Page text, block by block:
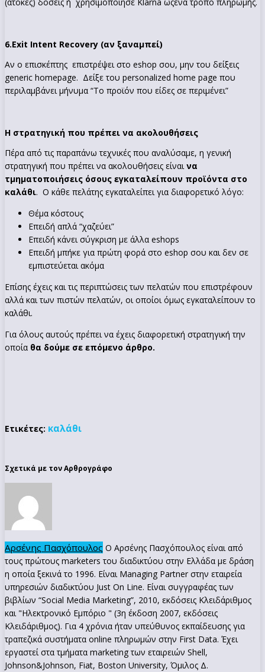
(άτοκες) δόσεις ή χρησιμοποίησε Κlarna ωςένα τρόπο πληρωμής.
6.Exit Intent Recovery (αν ξαναμπεί)
Αν ο επισκέπτης επιστρέψει στο eshop σου, μην του δείξεις
generic homepage. Δείξε του personalized home page που
περιλαμβάνει μήνυμα “Το προϊόν που είδες σε περιμένει”
Η στρατηγική που πρέπει να ακολουθήσεις
Πέρα από τις παραπάνω τεχνικές που αναλύσαμε, η γενική
στρατηγική που πρέπει να ακολουθήσεις είναινα
τμηματοποιήσεις όσους εγκαταλείπουν προϊόντα στο
καλάθι. Ο κάθε πελάτης εγκαταλείπει για διαφορετικό λόγο:
Θέμα κόστους
Επειδή απλά “χαζεύει”
Επειδή κάνει σύγκριση με άλλα eshops
Επειδή μπήκε για πρώτη φορά στο eshop σου και δεν σε
εμπιστεύεται ακόμα
Επίσης έχεις και τις περιπτώσεις των πελατών που επιστρέφουν
αλλά και των πιστών πελατών, οι οποίοι όμως εγκαταλείπουν το
καλάθι.
Για όλους αυτούς πρέπει να έχεις διαφορετική στρατηγική την
οποία θα δούμε σε επόμενο άρθρο.
Ετικέτες: καλάθι
Σχετικά με τον Αρθρογράφο
Αρσένης Πασχόπουλος Ο Αρσένης Πασχόπουλος είναι από
τους πρώτους marketers του διαδικτύου στην Ελλάδα με δράση
η οποία ξεκινά το 1996. Είναι Managing Partner στην εταιρεία
υπηρεσιών διαδικτύου Just On Line. Είναι συγγραφέας των
βιβλίων “Social Media Marketing”, 2010, εκδόσεις Κλειδάριθμος
και "Ηλεκτρονικό Εμπόριο " (3η έκδοση 2007, εκδόσεις
Κλειδάριθμος). Για 4 χρόνια ήταν υπεύθυνος εκπαίδευσης για
τραπεζικά συστήματα online πληρωμών στην First Data. Έχει
εργαστεί στα τμήματα marketing των εταιρειών Shell,
Johnson&Johnson, Fiat, Boston University, Όμιλος Δ.